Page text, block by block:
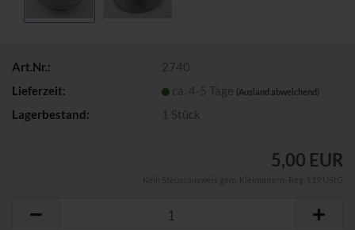
Art.Nr.:
2740
Lieferzeit:
ca. 4-5 Tage (Ausland abweichend)
Lagerbestand: 1 Stück
5,00 EUR